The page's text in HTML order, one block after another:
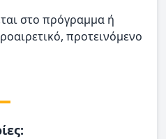
στο πρόγραμμα ή
προτεινόμενο